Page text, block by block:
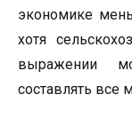
экономике
хотя
выражении
составлять все